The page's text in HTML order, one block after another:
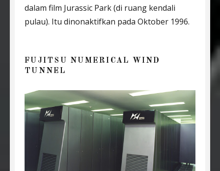
dalam film Jurassic Park (di ruang kendali
pulau). Itu dinonaktifkan pada Oktober 1996.
FUJITSU NUMERICAL WIND
TUNNEL